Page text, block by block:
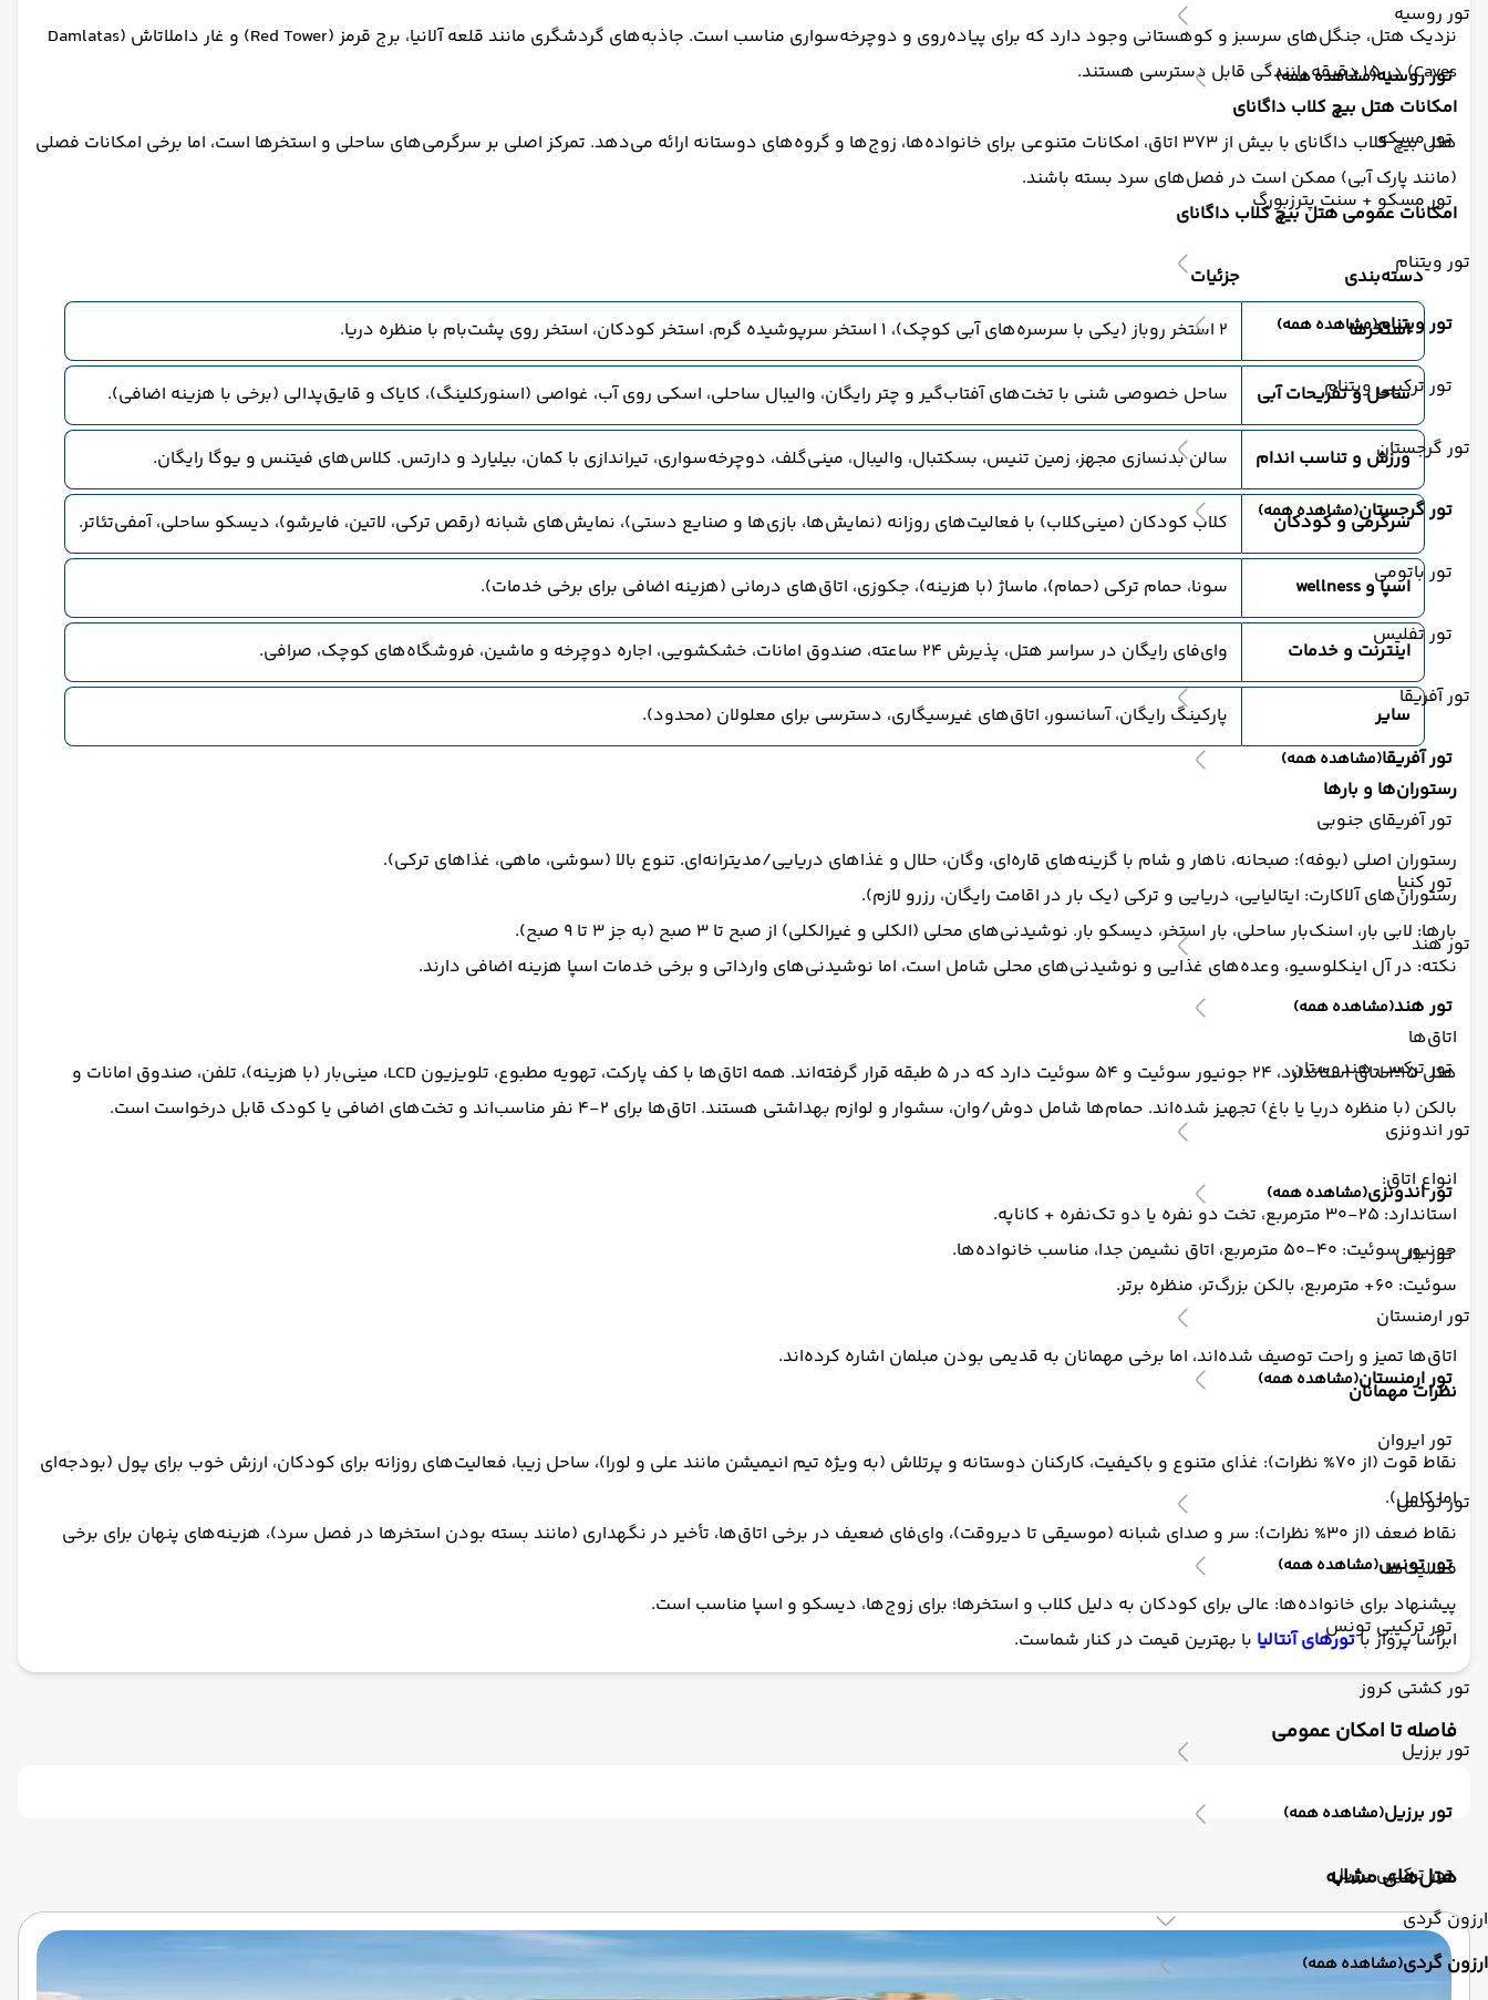
تور روسیه
تور روسیه(مشاهده همه)
تور مسکو
تور مسکو + سنت پترزبورگ
تور ویتنام
تور ویتنام(مشاهده همه)
تور ترکیبی ویتنام
تور گرجستان
تور گرجستان(مشاهده همه)
تور باتومی
تور تفلیس
تور آفریقا
تور آفریقا(مشاهده همه)
تور آفریقای جنوبی
تور کنیا
تور هند
تور هند(مشاهده همه)
تور ترکیبی هندوستان
تور اندونزی
تور اندونزی(مشاهده همه)
تور بالی
تور ارمنستان
تور ارمنستان(مشاهده همه)
تور ایروان
تور تونس
تور تونس(مشاهده همه)
تور ترکیبی تونس
تور کشتی کروز
تور برزیل
تور برزیل(مشاهده همه)
تور ترکیبی برزیل
ارزون گردی
ارزون گردی(مشاهده همه)
نزدیک هتل، جنگل‌های سرسبز و کوهستانی وجود دارد که برای پیاده‌روی و دوچرخه‌سواری مناسب است. جاذبه‌های گردشگری مانند قلعه آلانیا، برج قرمز (Red Tower) و غار داملاتاش (Damlatas
Caves) در ۱۵ دقیقه رانندگی قابل دسترسی هستند.
امکانات هتل بیچ کلاب داگانای
هتل بیچ کلاب داگانای با بیش از ۳۷۳ اتاق، امکانات متنوعی برای خانواده‌ها، زوج‌ها و گروه‌های دوستانه ارائه می‌دهد. تمرکز اصلی بر سرگرمی‌های ساحلی و استخرها است، اما برخی امکانات فصلی
(مانند پارک آبی) ممکن است در فصل‌های سرد بسته باشند.
امکانات عمومی هتل بیچ کلاب داگانای
دسته‌بندی
جزئیات
استخرها
۲ استخر روباز (یکی با سرسره‌های آبی کوچک)، ۱ استخر سرپوشیده گرم، استخر کودکان، استخر روی پشت‌بام با منظره دریا.
ساحل و تفریحات آبی ساحل خصوصی شنی با تخت‌های آفتاب‌گیر و چتر رایگان، والیبال ساحلی، اسکی روی آب، غواصی (اسنورکلینگ)، کایاک و قایق‌پدالی (برخی با هزینه اضافی).
ورزش و تناسب اندام سالن بدنسازی مجهز، زمین تنیس، بسکتبال، والیبال، مینی‌گلف، دوچرخه‌سواری، تیراندازی با کمان، بیلیارد و دارتس. کلاس‌های فیتنس و یوگا رایگان.
سرگرمی و کودکان کلاب کودکان (مینی‌کلاب) با فعالیت‌های روزانه (نمایش‌ها، بازی‌ها و صنایع دستی)، نمایش‌های شبانه (رقص ترکی، لاتین، فایرشو)، دیسکو ساحلی، آمفی‌تئاتر.
اسپا و wellness سونا، حمام ترکی (حمام)، ماساژ (با هزینه)، جکوزی، اتاق‌های درمانی (هزینه اضافی برای برخی خدمات).
اینترنت و خدمات وای‌فای رایگان در سراسر هتل، پذیرش ۲۴ ساعته، صندوق امانات، خشکشویی، اجاره دوچرخه و ماشین، فروشگاه‌های کوچک، صرافی.
سایر پارکینگ رایگان، آسانسور، اتاق‌های غیرسیگاری، دسترسی برای معلولان (محدود).
رستوران‌ها و بارها
رستوران اصلی (بوفه): صبحانه، ناهار و شام با گزینه‌های قاره‌ای، وگان، حلال و غذاهای دریایی/مدیترانه‌ای. تنوع بالا (سوشی، ماهی، غذاهای ترکی).
رستوران‌های آلاکارت: ایتالیایی، دریایی و ترکی (یک بار در اقامت رایگان، رزرو لازم).
بارها: لابی بار، اسنک‌بار ساحلی، بار استخر، دیسکو بار. نوشیدنی‌های محلی (الکلی و غیرالکلی) از صبح تا ۳ صبح (به جز ۳ تا ۹ صبح).
نکته: در آل اینکلوسیو، وعده‌های غذایی و نوشیدنی‌های محلی شامل است، اما نوشیدنی‌های وارداتی و برخی خدمات اسپا هزینه اضافی دارند.
اتاق‌ها
هتل ۳۱۵ اتاق استاندارد، ۲۴ جونیور سوئیت و ۵۴ سوئیت دارد که در ۵ طبقه قرار گرفته‌اند. همه اتاق‌ها با کف پارکت، تهویه مطبوع، تلویزیون LCD، مینی‌بار (با هزینه)، تلفن، صندوق امانات و
بالکن (با منظره دریا یا باغ) تجهیز شده‌اند. حمام‌ها شامل دوش/وان، سشوار و لوازم بهداشتی هستند. اتاق‌ها برای ۲-۴ نفر مناسب‌اند و تخت‌های اضافی یا کودک قابل درخواست است.
انواع اتاق:
استاندارد: ۲۵-۳۰ مترمربع، تخت دو نفره یا دو تک‌نفره + کاناپه.
جونیور سوئیت: ۴۰-۵۰ مترمربع، اتاق نشیمن جدا، مناسب خانواده‌ها.
سوئیت: ۶۰+ مترمربع، بالکن بزرگ‌تر، منظره برتر.
اتاق‌ها تمیز و راحت توصیف شده‌اند، اما برخی مهمانان به قدیمی بودن مبلمان اشاره کرده‌اند.
نظرات مهمانان
نقاط قوت (از ۷۰% نظرات): غذای متنوع و باکیفیت، کارکنان دوستانه و پرتلاش (به ویژه تیم انیمیشن مانند علی و لورا)، ساحل زیبا، فعالیت‌های روزانه برای کودکان، ارزش خوب برای پول (بودجه‌ای
اما کامل).
نقاط ضعف (از ۳۰% نظرات): سر و صدای شبانه (موسیقی تا دیروقت)، وای‌فای ضعیف در برخی اتاق‌ها، تأخیر در نگهداری (مانند بسته بودن استخرها در فصل سرد)، هزینه‌های پنهان برای برخی
فعالیت‌ها.
پیشنهاد برای خانواده‌ها: عالی برای کودکان به دلیل کلاب و استخرها؛ برای زوج‌ها، دیسکو و اسپا مناسب است.
ابرآسا پرواز باتورهای آنتالیا با بهترین قیمت در کنار شماست.
فاصله تا امکان عمومی
‌هتل‌های مشابه